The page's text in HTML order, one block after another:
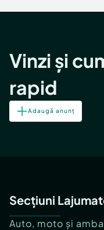
Vinzi și
rapid
Adaugă anunț
Secțiuni
Auto, moto și